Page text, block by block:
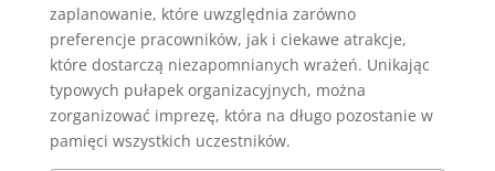
zaplanowanie, które uwzględnia zarówno
preferencje pracowników, jak i ciekawe atrakcje,
które dostarczą niezapomnianych wrażeń. Unikając
typowych pułapek organizacyjnych, można
zorganizować imprezę, która na długo pozostanie w
pamięci wszystkich uczestników.